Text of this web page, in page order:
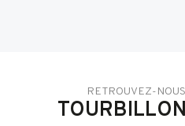
RETROUVEZ-